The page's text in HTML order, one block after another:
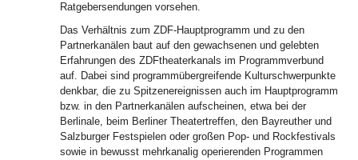
Ratgebersendungen vorsehen.
Das Verhältnis zum ZDF-Hauptprogramm und zu den
Partnerkanälen baut auf den gewachsenen und gelebten
Erfahrungen des ZDFtheaterkanals im Programmverbund
auf. Dabei sind programmübergreifende Kulturschwerpunkte
denkbar, die zu Spitzenereignissen auch im Hauptprogramm
bzw. in den Partnerkanälen aufscheinen, etwa bei der
Berlinale, beim Berliner Theatertreffen, den Bayreuther und
Salzburger Festspielen oder großen Pop- und Rockfestivals
sowie in bewusst mehrkanalig operierenden Programmen